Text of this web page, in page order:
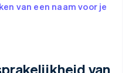
van een naam voor je